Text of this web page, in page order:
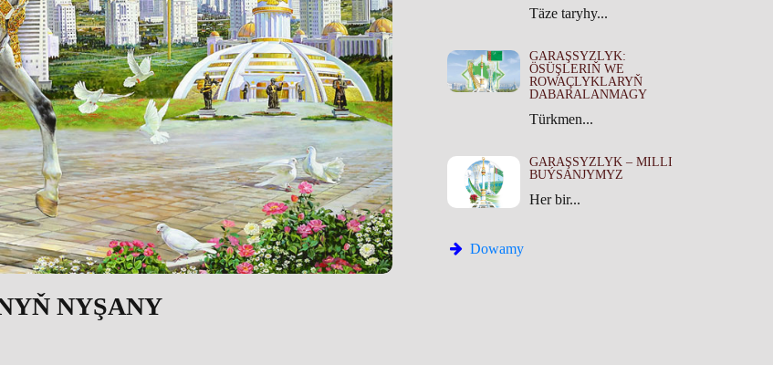
Täze taryhy...
GARAŞSYZLYK:
ÖSÜŞLERIŇ WE
ROWAÇLYKLARYŇ
DABARALANMAGY
Türkmen...
GARAŞSYZLYK – MILLI
BUÝSANJYMYZ
Her bir...
Dowamy
NYŞANY